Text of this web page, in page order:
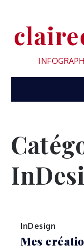
InDesign
Mes